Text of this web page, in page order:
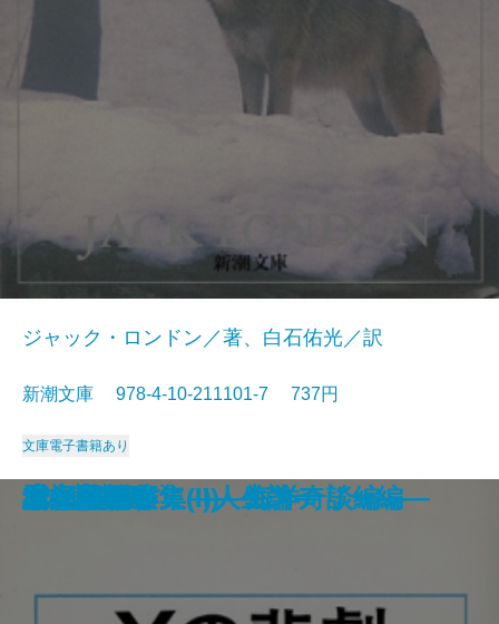
死者の奢り・飼育
続 813―ルパン傑作集(II)―
知と愛
813―ルパン傑作集(I)―
シッダールタ
ビルマの竪琴
ハックルベリイ・フィンの冒険
風林火山
あすなろ物語
白い牙
ジャック・ロンドン／著、白石佑光／訳
新潮文庫 978-4-10-211101-7 737円
文庫電子書籍あり
Xの悲劇
ドイル傑作集(II)―海洋奇談編―
雲の墓標
赤と黒〔下〕
サキ短編集
幸福について―人生論―
流れる
緋文字
二十四の瞳
ドイル傑作集(I)―ミステリー編―